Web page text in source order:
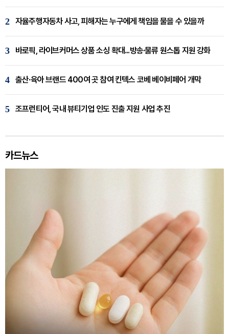
2 자율주행자동차 사고, 피해자는 누구에게 책임을 물을 수 있을까
3 바로픽, 라이브커머스 상품 소싱 확대...방송·물류 원스톱 지원 강화
4 출산·육아 브랜드 400여 곳 참여 킨텍스 코베 베이비페어 개막
5 조프런티어, 국내 뷰티기업 인도 진출 지원 사업 추진
카드뉴스